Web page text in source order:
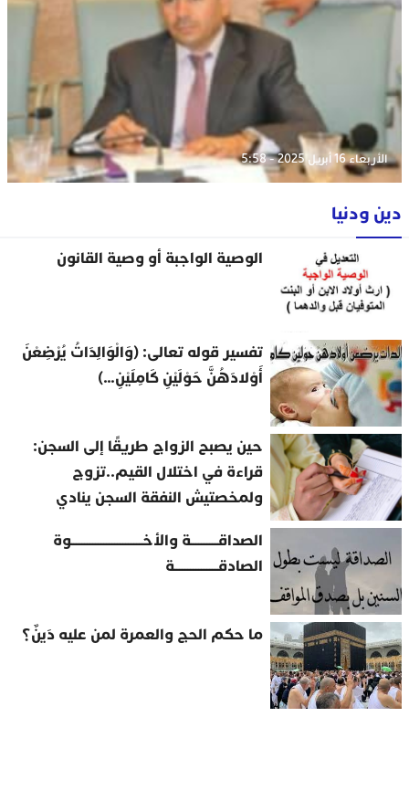
الأربعاء 16 أبريل 2025 - 5:58
دين ودنيا
الوصية الواجبة أو وصية القانون
تفسير قوله تعالى: (وَالْوَالِدَاتُ يُرْضِعْنَ
أَوْلادَهُنَّ حَوْلَيْنِ كَامِلَيْنِ…)
حين يصبح الزواج طريقًا إلى السجن:
قراءة في اختلال القيم..تزوج
ولمخصتيش النفقة السجن ينادي
الصداقــــــــــة والأخــــــــــــــــــــــــــوة
الصادقــــــــــــــــة
ما حكم الحج والعمرة لمن عليه دَينٌ؟